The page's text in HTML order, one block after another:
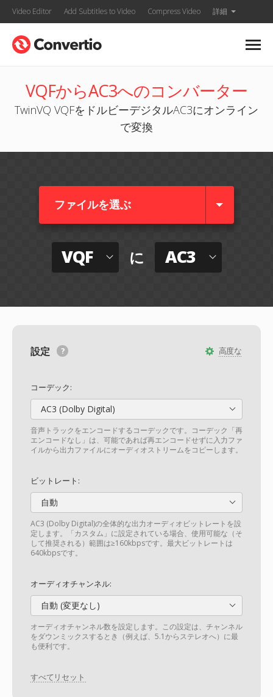
Video Editor Add Subtitles to Video Compress Video 詳細
VQFからAC3へのコンバーター
TwinVQ VQFをドルビーデジタルAC3にオンライン
で変換
ファイルを選ぶ
VQF に AC3
高度な
設定
コーデック:
AC3 (Dolby Digital)
音声トラックをエンコードするコーデックです。コーデック「再
エンコードなし」は、可能であれば再エンコードせずに入力ファ
イルから出力ファイルにオーディオストリームをコピーします。
ビットレート:
自動
AC3 (Dolby Digital)の全体的な出力オーディオビットレートを設
定します。「カスタム」に設定されている場合、使用可能な（そ
して推奨される）範囲は≥160kbpsです。最大ビットレートは
640kbpsです。
オーディオチャンネル:
自動 (変更なし)
オーディオチャンネル数を設定します。この設定は、チャンネル
をダウンミックスするとき（例えば、5.1からステレオへ）に最
も便利です。
すべてリセット